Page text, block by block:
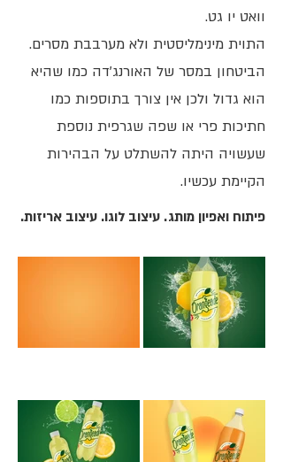
וואט יו גט.
התוית מינימליסטית ולא מערבבת מסרים.
הביטחון במסר של האורנג׳דה כמו שהיא
הוא גדול ולכן אין צורך בתוספות כמו
חתיכות פרי או שפה שגרפית נוספת
שעשויה היתה להשתלט על הבהירות
הקיימת עכשיו.
פיתוח ואפיון מותג. עיצוב לוגו. עיצוב אריזות.